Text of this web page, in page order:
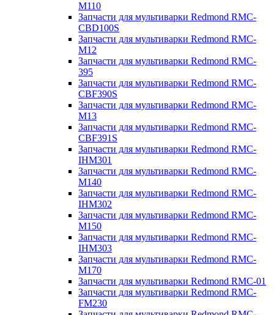
M110
Запчасти для мультиварки Redmond RMC-
CBD100S
Запчасти для мультиварки Redmond RMC-
M12
Запчасти для мультиварки Redmond RMC-
395
Запчасти для мультиварки Redmond RMC-
CBF390S
Запчасти для мультиварки Redmond RMC-
M13
Запчасти для мультиварки Redmond RMC-
CBF391S
Запчасти для мультиварки Redmond RMC-
IHM301
Запчасти для мультиварки Redmond RMC-
M140
Запчасти для мультиварки Redmond RMC-
IHM302
Запчасти для мультиварки Redmond RMC-
M150
Запчасти для мультиварки Redmond RMC-
IHM303
Запчасти для мультиварки Redmond RMC-
M170
Запчасти для мультиварки Redmond RMC-01
Запчасти для мультиварки Redmond RMC-
FM230